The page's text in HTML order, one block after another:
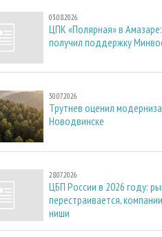
03.08.2026
ЦПК «Полярная» в
получил поддержку
30.07.2026
Трутнев оценил
Новодвинске
28.07.2026
ЦБП России в 2026 году:
перестраивается,
ниши